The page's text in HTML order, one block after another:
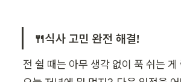
🍴식사 고민 완전 해결!
전 쉴 때는 아무 생각 없이 푹 쉬는 게